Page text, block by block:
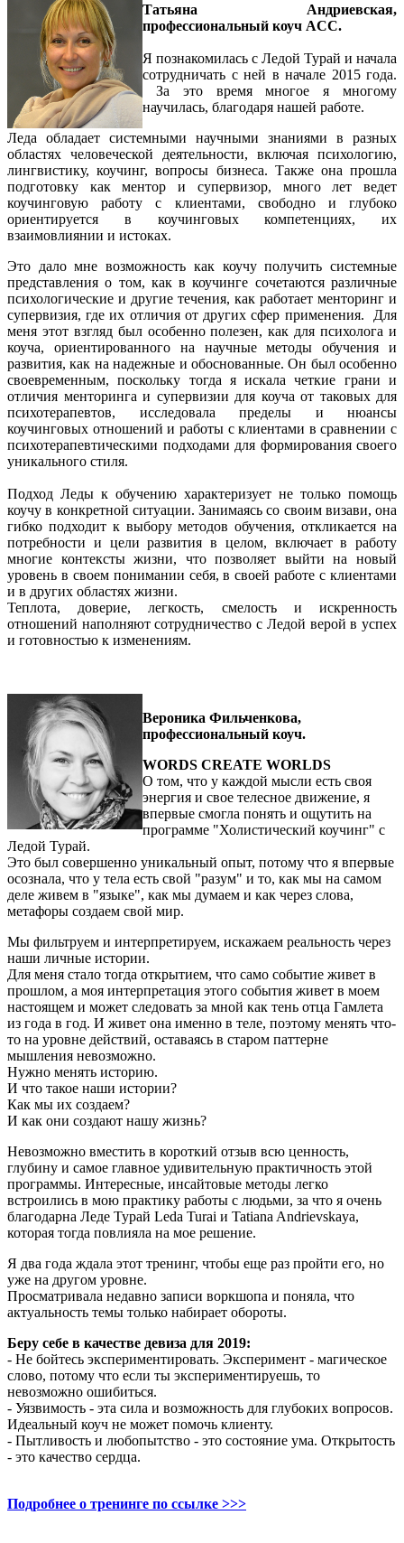
Татьяна Андриевская,
профессиональный коуч АCC.
Я познакомилась с Ледой Турай и начала
сотрудничать с ней в начале 2015 года.
За это время многое я многому
научилась, благодаря нашей работе.
Леда обладает системными научными знаниями в разных
областях человеческой деятельности, включая психологию,
лингвистику, коучинг, вопросы бизнеса. Также она прошла
подготовку как ментор и супервизор, много лет ведет
коучинговую работу с клиентами, свободно и глубоко
ориентируется в коучинговых компетенциях, их
взаимовлиянии и истоках.
Это дало мне возможность как коучу получить системные
представления о том, как в коучинге сочетаются различные
психологические и другие течения, как работает менторинг и
супервизия, где их отличия от других сфер применения. Для
меня этот взгляд был особенно полезен, как для психолога и
коуча, ориентированного на научные методы обучения и
развития, как на надежные и обоснованные. Он был особенно
своевременным, поскольку тогда я искала четкие грани и
отличия менторинга и супервизии для коуча от таковых для
психотерапевтов, исследовала пределы и нюансы
коучинговых отношений и работы с клиентами в сравнении с
психотерапевтическими подходами для формирования своего
уникального стиля.
Подход Леды к обучению характеризует не только помощь
коучу в конкретной ситуации. Занимаясь со своим визави, она
гибко подходит к выбору методов обучения, откликается на
потребности и цели развития в целом, включает в работу
многие контексты жизни, что позволяет выйти на новый
уровень в своем понимании себя, в своей работе с клиентами
и в других областях жизни.
Теплота, доверие, легкость, смелость и искренность
отношений наполняют сотрудничество с Ледой верой в успех
и готовностью к изменениям.
Вероника Фильченкова,
профессиональный коуч.
WORDS CREATE WORLDS
О том, что у каждой мысли есть своя
энергия и свое телесное движение, я
впервые смогла понять и ощутить на
программе "Холистический коучинг" с
Ледой Турай.
Это был совершенно уникальный опыт, потому что я впервые
осознала, что у тела есть свой "разум" и то, как мы на самом
деле живем в "языке", как мы думаем и как через слова,
метафоры создаем свой мир.
Мы фильтруем и интерпретируем, искажаем реальность через
наши личные истории.
Для меня стало тогда открытием, что само событие живет в
прошлом, а моя интерпретация этого события живет в моем
настоящем и может следовать за мной как тень отца Гамлета
из года в год. И живет она именно в теле, поэтому менять что-
то на уровне действий, оставаясь в старом паттерне
мышления невозможно.
Нужно менять историю.
И что такое наши истории?
Как мы их создаем?
И как они создают нашу жизнь?
Невозможно вместить в короткий отзыв всю ценность,
глубину и самое главное удивительную практичность этой
программы. Интересные, инсайтовые методы легко
встроились в мою практику работы с людьми, за что я очень
благодарна Леде Турай Leda Turai и Tatiana Andrievskaya,
которая тогда повлияла на мое решение.
Я два года ждала этот тренинг, чтобы еще раз пройти его, но
уже на другом уровне.
Просматривала недавно записи воркшопа и поняла, что
актуальность темы только набирает обороты.
Беру себе в качестве девиза для 2019:
- Не бойтесь экспериментировать. Эксперимент - магическое
слово, потому что если ты экспериментируешь, то
невозможно ошибиться.
- Уязвимость - эта сила и возможность для глубоких вопросов.
Идеальный коуч не может помочь клиенту.
- Пытливость и любопытство - это состояние ума. Открытость
- это качество сердца.
Подробнее о тренинге по ссылке >>>